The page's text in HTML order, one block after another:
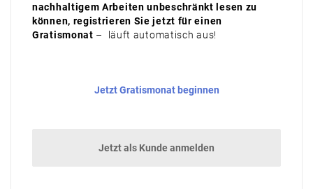
nachhaltigem Arbeiten unbeschränkt lesen zu
können, registrieren Sie jetzt für einen
Gratismonat – läuft automatisch aus!
Jetzt Gratismonat beginnen
Jetzt als Kunde anmelden